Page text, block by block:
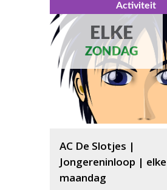
Activiteit
ELKE
ZONDAG
AC De Slotjes |
Jongereninloop | elke
maandag